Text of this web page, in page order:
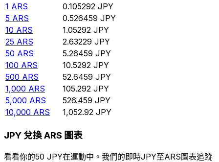
1 ARS 0.105292 JPY
5 ARS 0.526459 JPY
10 ARS 1.05292 JPY
25 ARS 2.63229 JPY
50 ARS 5.26459 JPY
100 ARS 10.5292 JPY
500 ARS 52.6459 JPY
1,000 ARS 105.292 JPY
5,000 ARS 526.459 JPY
10,000 ARS 1,052.92 JPY
JPY 兌換 ARS 圖表
看看你的50 JPY在運動中。我們的即時JPY至ARS圖表追蹤